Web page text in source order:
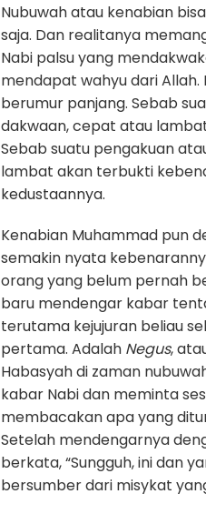
Nubuwah atau kenabian
saja. Dan realitanya
Nabi palsu yang
mendapat wahyu dari Allah.
berumur panjang. Sebab
dakwaan, cepat atau
Sebab suatu pengakuan
lambat akan terbukti
kedustaannya.
Kenabian Muhammad pun
semakin nyata
orang yang belum pernah
baru mendengar kabar
terutama kejujuran beliau
pertama. Adalah Negus,
Habasyah di zaman
kabar Nabi dan meminta
membacakan apa yang
Setelah mendengarnya
berkata, “Sungguh, ini dan
bersumber dari misykat